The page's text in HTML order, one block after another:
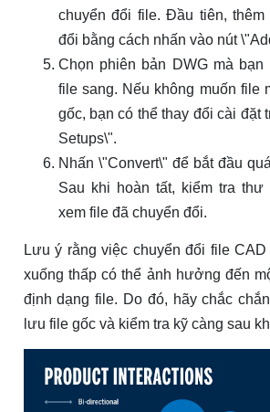
chuyển đổi file. Đầu tiên, thêm
đổi bằng cách nhấn vào nút
Chọn phiên bản DWG mà bạn
file sang. Nếu không muốn file
gốc, bạn có thể thay đổi cài đặt
Setups\".
Nhấn \"Convert\" để bắt đầu
Sau khi hoàn tất, kiểm tra
xem file đã chuyển đổi.
Lưu ý rằng việc chuyển đổi file
xuống thấp có thể ảnh hưởng đến
định dạng file. Do đó, hãy chắc
lưu file gốc và kiểm tra kỹ càng sau